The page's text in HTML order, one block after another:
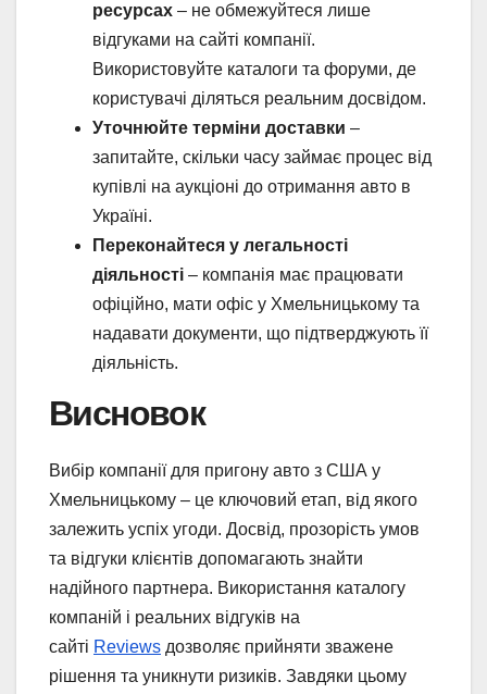
ресурсах – не обмежуйтеся лише
відгуками на сайті компанії.
Використовуйте каталоги та форуми, де
користувачі діляться реальним досвідом.
Уточнюйте терміни доставки –
запитайте, скільки часу займає процес від
купівлі на аукціоні до отримання авто в
Україні.
Переконайтеся у легальності
діяльності – компанія має працювати
офіційно, мати офіс у Хмельницькому та
надавати документи, що підтверджують її
діяльність.
Висновок
Вибір компанії для пригону авто з США у
Хмельницькому – це ключовий етап, від якого
залежить успіх угоди. Досвід, прозорість умов
та відгуки клієнтів допомагають знайти
надійного партнера. Використання каталогу
компаній і реальних відгуків на
сайті Reviews дозволяє прийняти зважене
рішення та уникнути ризиків. Завдяки цьому